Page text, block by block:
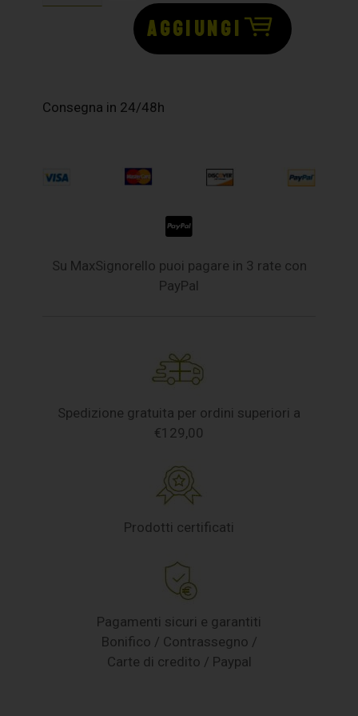
AGGIUNGI
Consegna in 24/48h
Su MaxSignorello puoi pagare in 3 rate con
PayPal
Spedizione gratuita per ordini superiori a
€129,00
Prodotti certificati
Pagamenti sicuri e garantiti
Bonifico / Contrassegno /
Carte di credito / Paypal